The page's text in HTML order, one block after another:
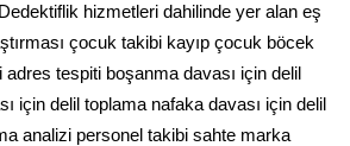
hizmetleri dahilinde yer alan eş
çocuk takibi kayıp çocuk böcek
tespiti boşanma davası için delil
için delil toplama nafaka davası için delil
analizi personel takibi sahte marka